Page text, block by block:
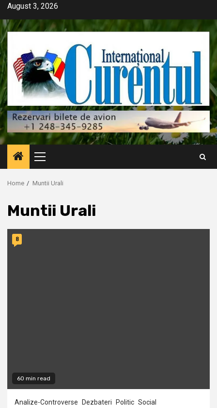
Skip
content
August 3, 2026
Primary
Menu
Home Muntii Urali
Muntii Urali
60 min read
8
Analize-Controverse Dezbateri Politic Social